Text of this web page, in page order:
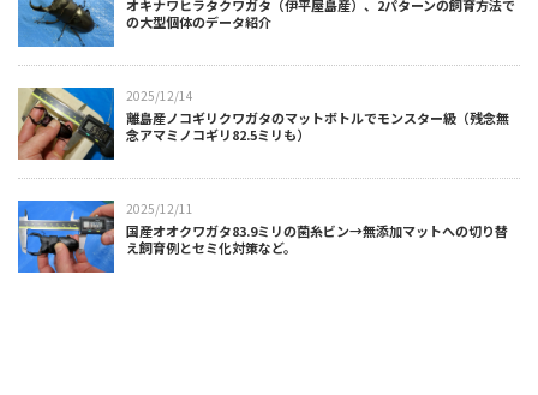
オキナワヒラタクワガタ（伊平屋島産）、2パターンの飼育方法で
の大型個体のデータ紹介
2025/12/14
離島産ノコギリクワガタのマットボトルでモンスター級（残念無
念アマミノコギリ82.5ミリも）
2025/12/11
国産オオクワガタ83.9ミリの菌糸ビン→無添加マットへの切り替
え飼育例とセミ化対策など。